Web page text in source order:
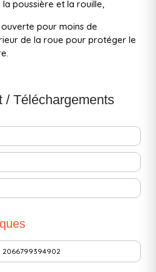
poussière et la rouille,
pour moins de
de la roue pour protéger le
/ Téléchargements
2066799394902